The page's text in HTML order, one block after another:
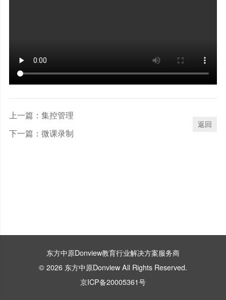
上一篇： 集控管理
下一篇： 微课录制
返回
东方中原Donview教育行业解决方案服务商
© 2026 东方中原Donview All Rights Reserved.
京ICP备20005361号